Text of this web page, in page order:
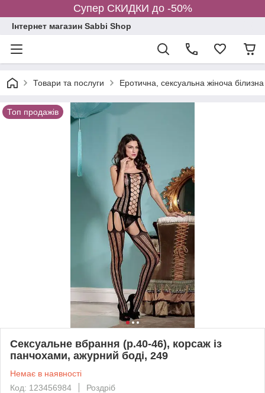
Супер СКИДКИ до -50%
Інтернет магазин Sabbi Shop
Товари та послуги Еротична, сексуальна жіноча білизна
Топ продажів
Сексуальне вбрання (р.40-46), корсаж із
панчохами, ажурний боді, 249
Немає в наявності
Код: 123456984
Роздріб